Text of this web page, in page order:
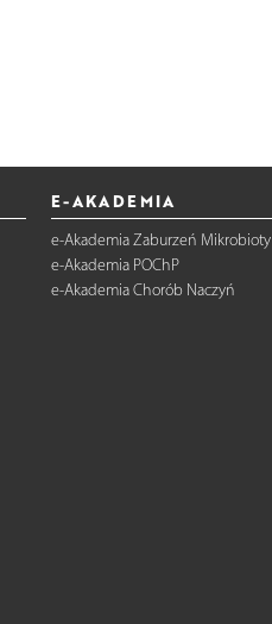
E-AKADEMIA
e-Akademia Zaburzeń Mikrobioty
e-Akademia POChP
e-Akademia Chorób Naczyń